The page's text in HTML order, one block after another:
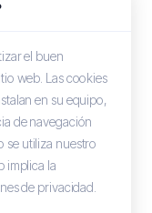
el buen
web. Las cookies
en su equipo,
de navegación
se utiliza nuestro
implica la
de privacidad.